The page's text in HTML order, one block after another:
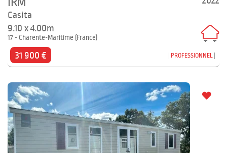
Casita
9.10 x 4.00m
17 - Charente-Maritime (France)
31 900 € PROFESSIONNEL